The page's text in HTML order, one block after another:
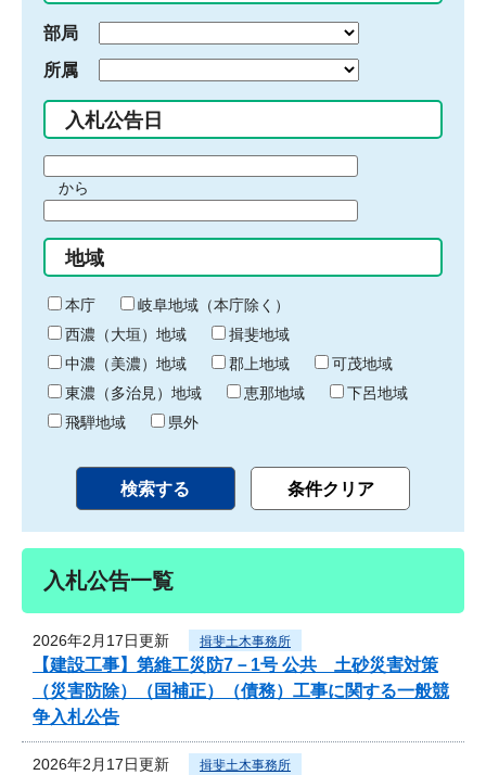
部局
所属
入札公告日
間
始
り
から
間
終
わ
り
地域
本庁
岐阜地域（本庁除く）
西濃（大垣）地域
揖斐地域
中濃（美濃）地域
郡上地域
可茂地域
東濃（多治見）地域
恵那地域
下呂地域
飛騨地域
県外
入札公告一覧
2026年2月17日更新 揖斐土木事務所
【建設工事】第維工災防7－1号 公共 土砂災害対策
（災害防除）（国補正）（債務）工事に関する一般競
争入札公告
2026年2月17日更新 揖斐土木事務所